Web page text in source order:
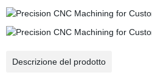
Descrizione del prodotto